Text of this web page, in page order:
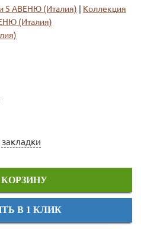
5 АВЕНЮ (Италия)
Коллекция
(Италия)
закладки
КОРЗИНУ
В 1 КЛИК